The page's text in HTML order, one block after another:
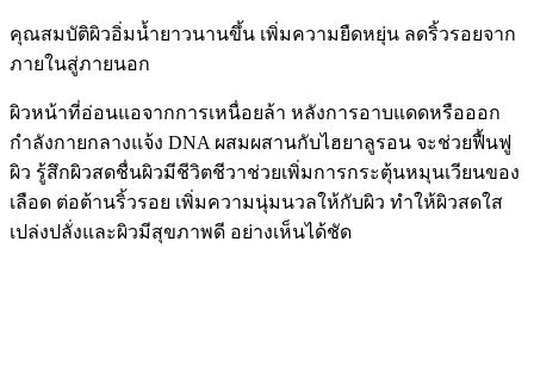
คุณสมบัติผิวอิ่มน้ำยาวนานขึ้น เพิ่มความยืดหยุ่น ลดริ้วรอยจาก
ภายในสู่ภายนอก
ผิวหน้าที่อ่อนแอจากการเหนื่อยล้า หลังการอาบแดดหรือออก
กำลังกายกลางแจ้ง DNA ผสมผสานกับไฮยาลูรอน จะช่วยฟื้นฟู
ผิว รู้สึกผิวสดชื่นผิวมีชีวิตชีวาช่วยเพิ่มการกระตุ้นหมุนเวียนของ
เลือด ต่อต้านริ้วรอย เพิ่มความนุ่มนวลให้กับผิว ทำให้ผิวสดใส
เปล่งปลั่งและผิวมีสุขภาพดี อย่างเห็นได้ชัด